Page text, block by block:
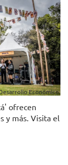
Económico.
ofrecen
y más. Visita el